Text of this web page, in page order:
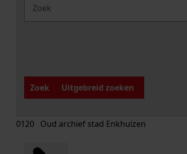
Zoek
Uitgebreid zoeken
0120 Oud archief stad Enkhuizen